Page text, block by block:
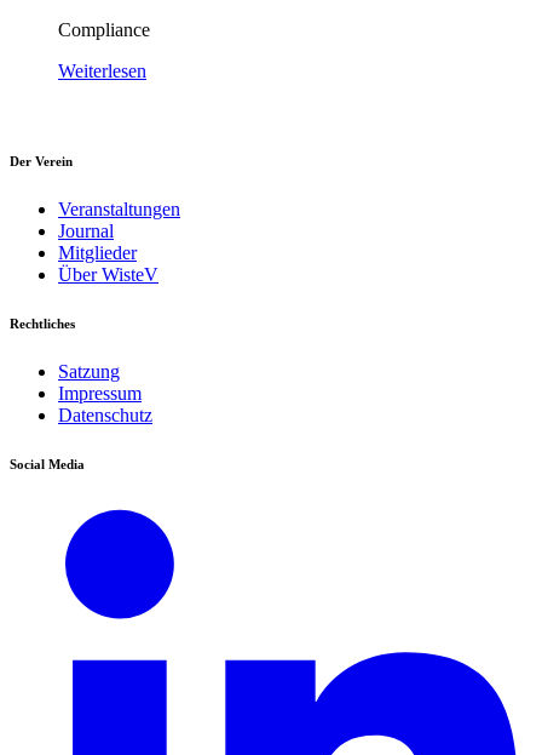
Compliance
Weiterlesen
Der Verein
Veranstaltungen
Journal
Mitglieder
Über WisteV
Rechtliches
Satzung
Impressum
Datenschutz
Social Media